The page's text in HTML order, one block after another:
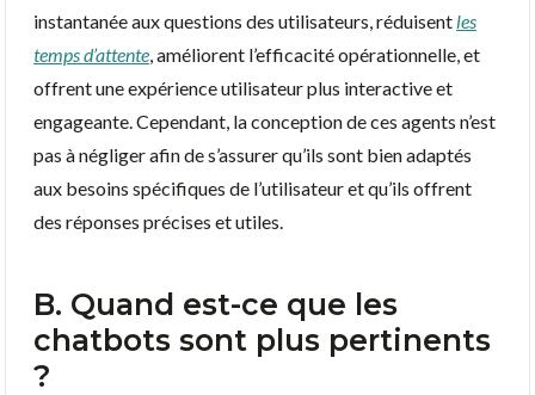
instantanée aux questions des utilisateurs, réduisent les
temps d’attente , améliorent l’efficacité opérationnelle, et
offrent une expérience utilisateur plus interactive et
engageante. Cependant, la conception de ces agents n’est
pas à négliger afin de s’assurer qu’ils sont bien adaptés
aux besoins spécifiques de l’utilisateur et qu’ils offrent
des réponses précises et utiles.
B. Quand est-ce que les
chatbots sont plus pertinents
?